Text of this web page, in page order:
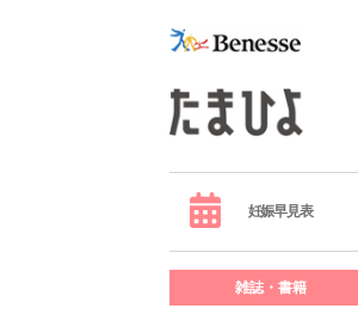
妊娠早見表
雑誌・書籍